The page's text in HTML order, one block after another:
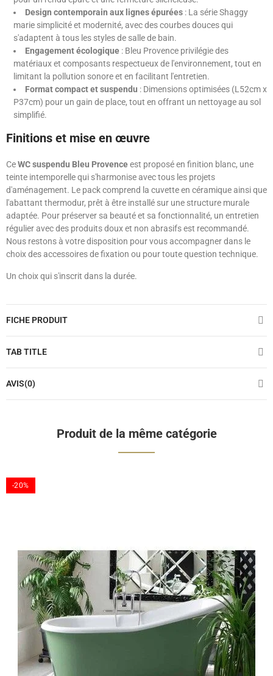
Design contemporain aux lignes épurées : La série Shaggy
marie simplicité et modernité, avec des courbes douces qui
s'adaptent à tous les styles de salle de bain.
Engagement écologique : Bleu Provence privilégie des
matériaux et composants respectueux de l'environnement, tout en
limitant la pollution sonore et en facilitant l'entretien.
Format compact et suspendu : Dimensions optimisées (L52cm x
P37cm) pour un gain de place, tout en offrant un nettoyage au sol
simplifié.
Finitions et mise en œuvre
CeWC suspendu Bleu Provenceest proposé en finition blanc, une
teinte intemporelle qui s'harmonise avec tous les projets
d'aménagement. Le pack comprend la cuvette en céramique ainsi que
l'abattant thermodur, prêt à être installé sur une structure murale
adaptée. Pour préserver sa beauté et sa fonctionnalité, un entretien
régulier avec des produits doux et non abrasifs est recommandé.
Nous restons à votre disposition pour vous accompagner dans le
choix des accessoires de fixation ou pour toute question technique.
Un choix qui s'inscrit dans la durée.
FICHE PRODUIT
TAB TITLE
AVIS(0)
Produit de la même catégorie
-20%